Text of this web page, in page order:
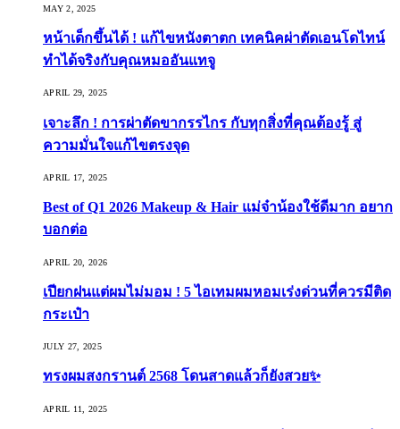
MAY 2, 2025
หน้าเด็กขึ้นได้ ! แก้ไขหนังตาตก เทคนิคผ่าตัดเอนโดไทน์
ทำได้จริงกับคุณหมออันแทจู
APRIL 29, 2025
เจาะลึก ! การผ่าตัดขากรรไกร กับทุกสิ่งที่คุณต้องรู้ สู่
ความมั่นใจแก้ไขตรงจุด
APRIL 17, 2025
Best of Q1 2026 Makeup & Hair แม่จ๋าน้องใช้ดีมาก อยาก
บอกต่อ
APRIL 20, 2026
เปียกฝนแต่ผมไม่มอม ! 5 ไอเทมผมหอมเร่งด่วนที่ควรมีติด
กระเป๋า
JULY 27, 2025
ทรงผมสงกรานต์ 2568 โดนสาดแล้วก็ยังสวย✨
APRIL 11, 2025